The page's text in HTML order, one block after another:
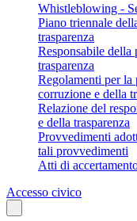
Whistleblowing -
Piano triennale
trasparenza
Responsabile della
trasparenza
Regolamenti per la
corruzione e della
Relazione del
e della trasparenza
Provvedimenti
tali provvedimenti
Atti di
Accesso civico